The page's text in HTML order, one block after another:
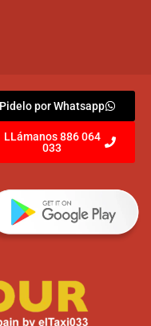
Pidelo por Whatsapp
LLámanos 886 064
033